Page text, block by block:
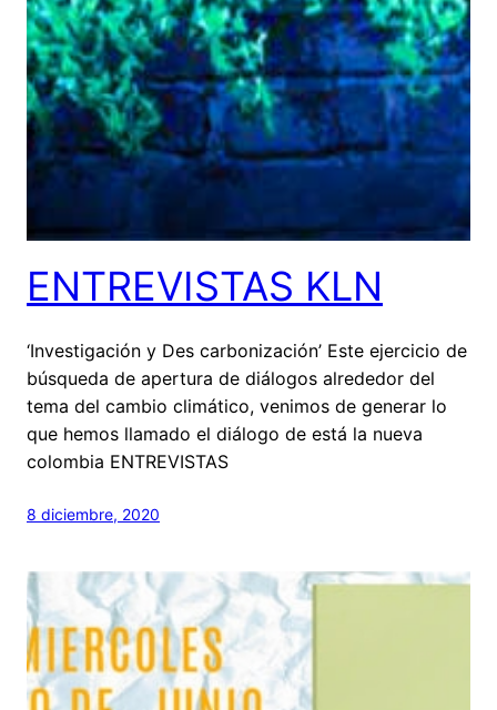
ENTREVISTAS KLN
‘Investigación y Des carbonización’ Este ejercicio de
búsqueda de apertura de diálogos alrededor del
tema del cambio climático, venimos de generar lo
que hemos llamado el diálogo de está la nueva
colombia ENTREVISTAS
8 diciembre, 2020